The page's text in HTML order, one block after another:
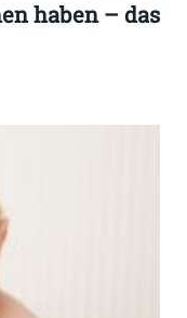
haben – das